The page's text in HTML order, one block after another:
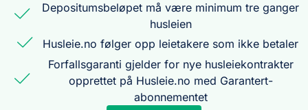
Depositumsbeløpet må være minimum tre ganger
husleien
Husleie.no følger opp leietakere som ikke betaler
Forfallsgaranti gjelder for nye husleiekontrakter
opprettet på Husleie.no med Garantert-
abonnementet